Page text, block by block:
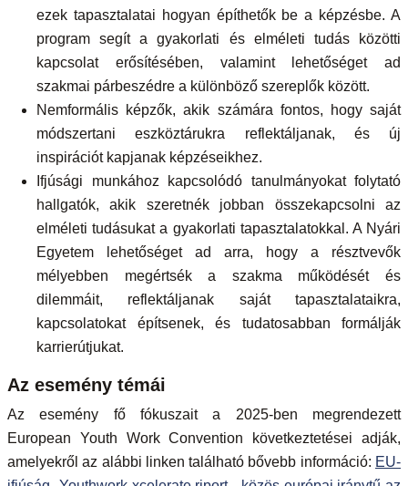
ezek tapasztalatai hogyan építhetők be a képzésbe. A
program segít a gyakorlati és elméleti tudás közötti
kapcsolat erősítésében, valamint lehetőséget ad
szakmai párbeszédre a különböző szereplők között.
Nemformális képzők, akik számára fontos, hogy saját
módszertani eszköztárukra reflektáljanak, és új
inspirációt kapjanak képzéseikhez.
Ifjúsági munkához kapcsolódó tanulmányokat folytató
hallgatók, akik szeretnék jobban összekapcsolni az
elméleti tudásukat a gyakorlati tapasztalatokkal. A Nyári
Egyetem lehetőséget ad arra, hogy a résztvevők
mélyebben megértsék a szakma működését és
dilemmáit, reflektáljanak saját tapasztalataikra,
kapcsolatokat építsenek, és tudatosabban formálják
karrierútjukat.
Az esemény témái
Az esemény fő fókuszait a 2025-ben megrendezett
European Youth Work Convention következtetései adják,
amelyekről az alábbi linken található bővebb információ: EU-